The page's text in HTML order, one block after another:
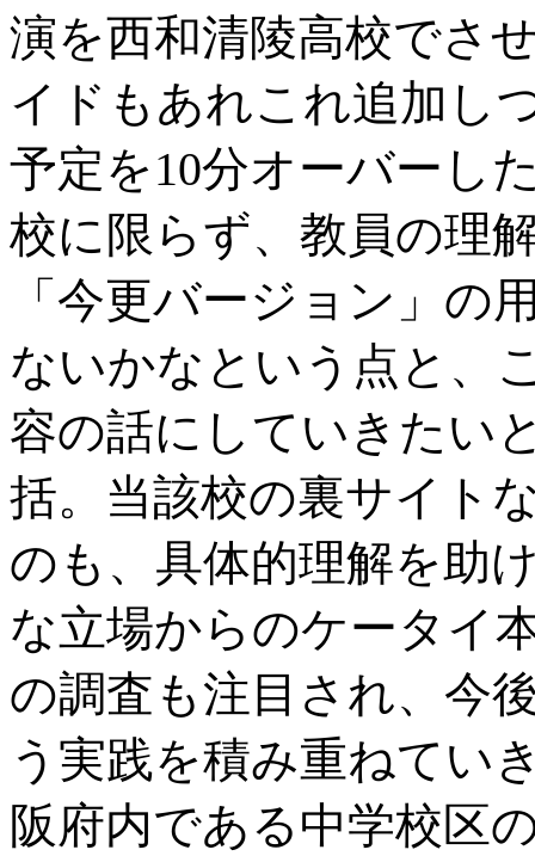
演を西和清陵高校でさ
イドもあれこれ追加し
予定を10分オーバーし
校に限らず、教員の理
「今更バージョン」の
ないかなという点と、
容の話にしていきたい
括。当該校の裏サイト
のも、具体的理解を助
な立場からのケータイ
の調査も注目され、今
う実践を積み重ねてい
阪府内である中学校区